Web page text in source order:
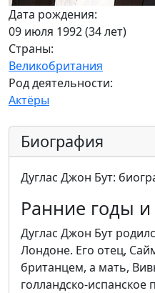
Дата рождения:
09 июля 1992 (34 лет)
Страны:
Великобритания
Род деятельности:
Актёры
Биография
Дуглас Джон Бут:
Ранние годы
Дуглас Джон Бут
Лондоне. Его отец,
британцем, а мать,
голландско-